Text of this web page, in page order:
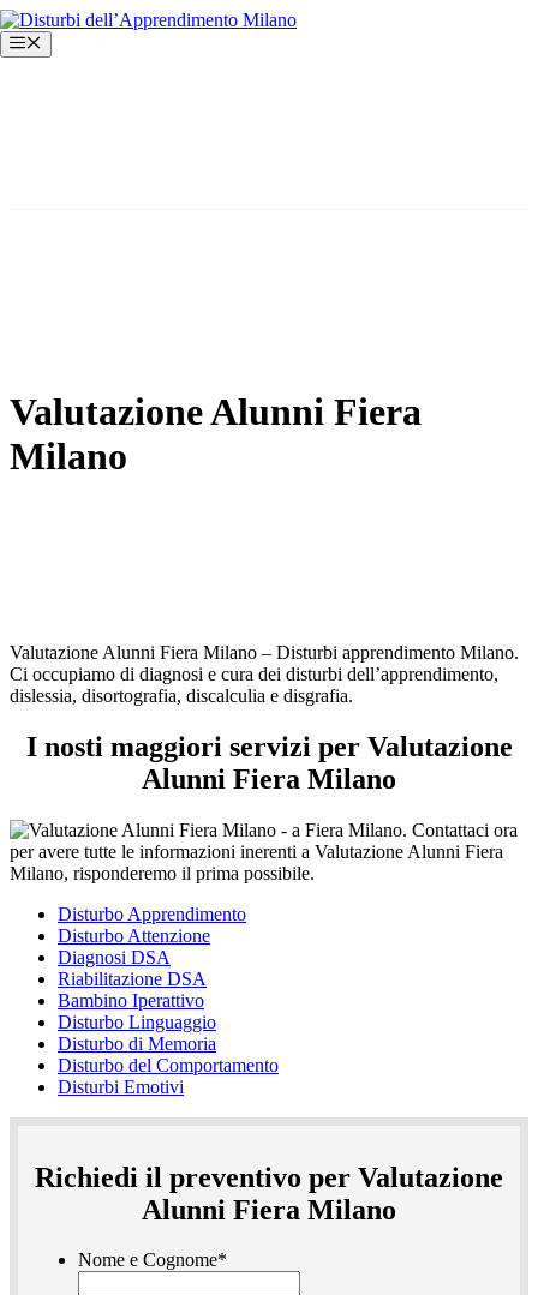
Vai
al
contenuto
Menu
Valutazione Alunni Fiera
Milano
Valutazione Alunni Fiera Milano – Disturbi apprendimento Milano.
Ci occupiamo di diagnosi e cura dei disturbi dell’apprendimento,
dislessia, disortografia, discalculia e disgrafia.
I nosti maggiori servizi per Valutazione
Alunni Fiera Milano
Disturbo Apprendimento
Disturbo Attenzione
Diagnosi DSA
Riabilitazione DSA
Bambino Iperattivo
Disturbo Linguaggio
Disturbo di Memoria
Disturbo del Comportamento
Disturbi Emotivi
Richiedi il preventivo per Valutazione
Alunni Fiera Milano
Nome e Cognome*